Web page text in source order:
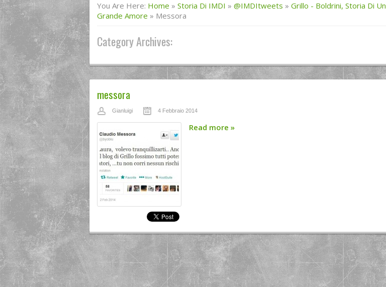
You Are Here: Home » Storia Di IMDI » @IMDItweets » Grillo - Boldrini, Storia Di Un
Grande Amore » Messora
Category Archives:
messora
Gianluigi 4 Febbraio 2014
Read more »